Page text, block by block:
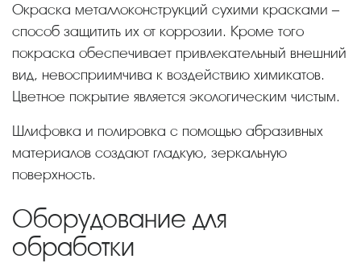
Окраска металлоконструкций сухими красками –
способ защитить их от коррозии. Кроме того
покраска обеспечивает привлекательный внешний
вид, невосприимчива к воздействию химикатов.
Цветное покрытие является экологическим чистым.
Шлифовка и полировка с помощью абразивных
материалов создают гладкую, зеркальную
поверхность.
Оборудование для
обработки